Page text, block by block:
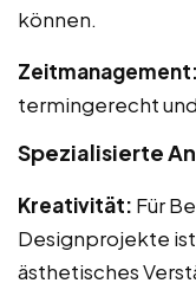
können.
Zeitmanagement:
termingerecht
Spezialisierte
Kreativität: Für
Designprojekte
ästhetisches